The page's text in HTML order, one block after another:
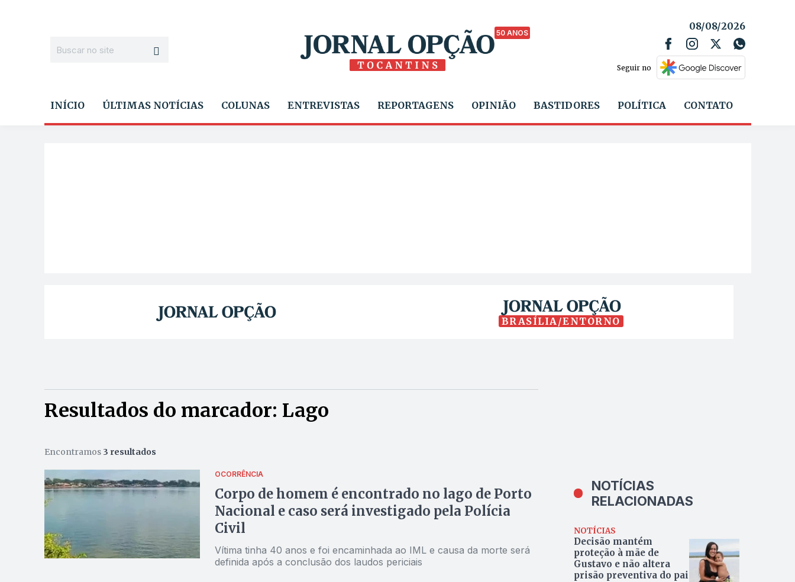
50 ANOS
08/08/2026
Seguir no
INÍCIO ÚLTIMAS NOTÍCIAS COLUNAS ENTREVISTAS REPORTAGENS OPINIÃO BASTIDORES POLÍTICA CONTATO
BRASÍLIA/ENTORNO
Resultados do marcador: Lago
Encontramos 3 resultados
OCORRÊNCIA
Corpo de homem é encontrado no lago de Porto
Nacional e caso será investigado pela Polícia
Civil
Vítima tinha 40 anos e foi encaminhada ao IML e causa da morte será
definida após a conclusão dos laudos periciais
NOTÍCIAS
RELACIONADAS
NOTÍCIAS
Decisão mantém
proteção à mãe de
Gustavo e não altera
prisão preventiva do pai